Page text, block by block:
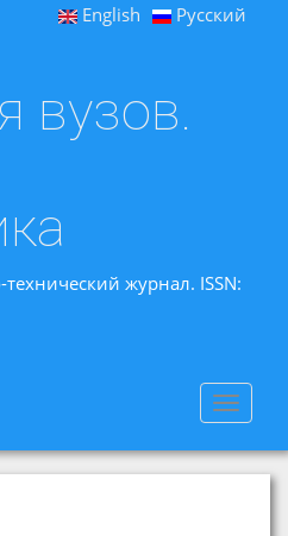
English Русский
вузов.
журнал. ISSN:
Toggle